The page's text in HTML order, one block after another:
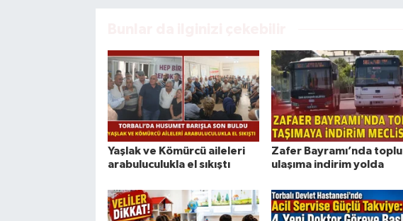
Yaşlak ve Kömürcü aileleri
arabuluculukla el sıkıştı
Zafer Bayramı’nda toplu
ulaşıma indirim yolda